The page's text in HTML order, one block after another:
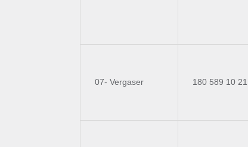
07- Vergaser 180 589 10 21